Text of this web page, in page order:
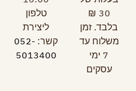
30 ₪
בלבד. זמן
משלוח עד
7 ימי
עסקים
טלפון
ליצירת
קשר: 052-
5013400